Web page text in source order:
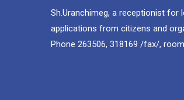
Sh.Uranchimeg, a receptionist for
applications from citizens and
Phone 263506, 318169 /fax/,